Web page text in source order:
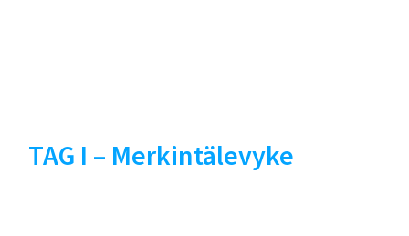
TAG I – Merkintälevyke